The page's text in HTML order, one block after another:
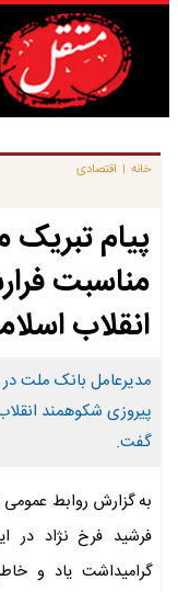
خانه | اقتصادی
پیام
مناسبت
انقلاب
مدیرعامل بانک ملت در
پیروزی شکوهمند
گفت.
به گزارش روابط
فرشید فرخ نژاد در
گرامیداشت یاد و